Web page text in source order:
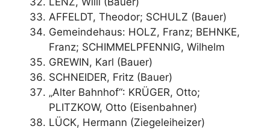
AFFELDT, Theodor; SCHULZ (Bauer)
Gemeindehaus: HOLZ, Franz; BEHNKE,
Franz; SCHIMMELPFENNIG, Wilhelm
GREWIN, Karl (Bauer)
SCHNEIDER, Fritz (Bauer)
„Alter Bahnhof“: KRÜGER, Otto;
PLITZKOW, Otto (Eisenbahner)
LÜCK, Hermann (Ziegeleiheizer)